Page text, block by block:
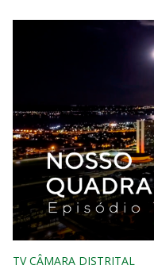
TV CÂMARA DISTRITAL